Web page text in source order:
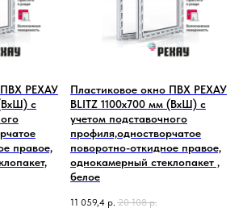
ПВХ РЕХАУ
с
правое,
Пластиковое окно ПВХ РЕХАУ
BLITZ 1100х700 мм (ВхШ) с
учетом подставочного
профиля,одностворчатое
поворотно-откидное правое,
однокамерный стеклопакет ,
белое
11 059,4 р. 20 108 р.